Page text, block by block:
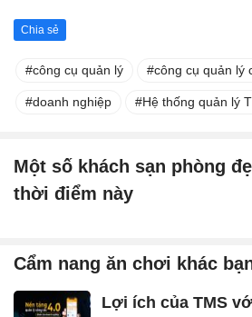
Chia sẻ
công cụ quản lý công cụ quản lý
doanh nghiệp Hệ thống quản lý
Một số khách sạn phòng
thời điểm này
Cẩm nang ăn chơi khác
Lợi ích của TMS